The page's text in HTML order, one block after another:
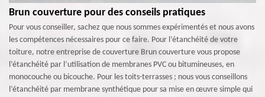
Brun couverture pour des conseils pratiques
Pour vous conseiller, sachez que nous sommes expérimentés et nous avons
les compétences nécessaires pour ce faire. Pour l’étanchéité de votre
toiture, notre entreprise de couverture Brun couverture vous propose
l’étanchéité par l’utilisation de membranes PVC ou bitumineuses, en
monocouche ou bicouche. Pour les toits-terrasses ; nous vous conseillons
l’étanchéité par membrane synthétique pour sa mise en œuvre simple qui